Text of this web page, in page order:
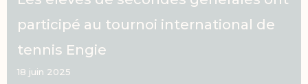
participé au tournoi international de
tennis Engie
18 juin 2025